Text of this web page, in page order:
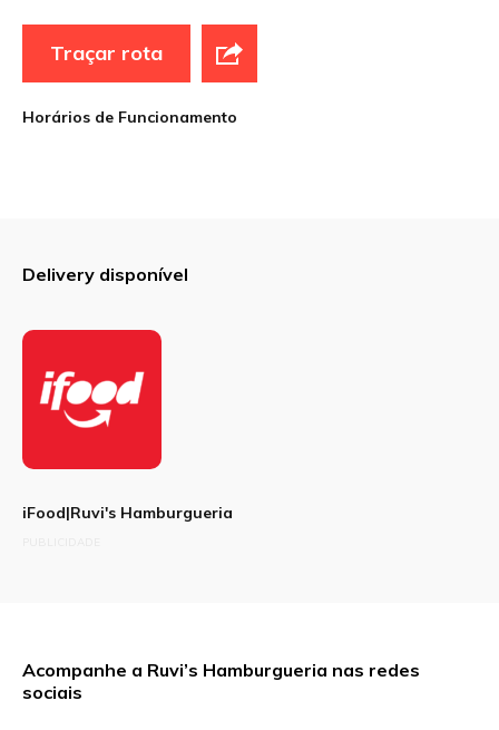
Site
Sua avaliação
Traçar rota
Horários de Funcionamento
Delivery disponível
iFood|Ruvi's Hamburgueria
Acompanhe a Ruvi’s Hamburgueria nas redes
sociais